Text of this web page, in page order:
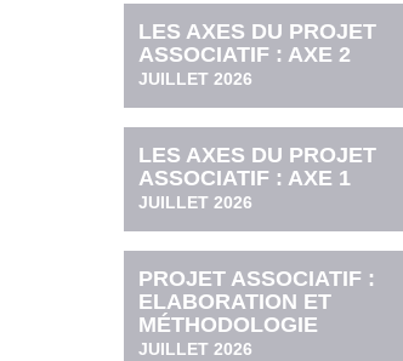
LES AXES DU PROJET
ASSOCIATIF : AXE 2
JUILLET 2026
LES AXES DU PROJET
ASSOCIATIF : AXE 1
JUILLET 2026
PROJET ASSOCIATIF :
ELABORATION ET
MÉTHODOLOGIE
JUILLET 2026